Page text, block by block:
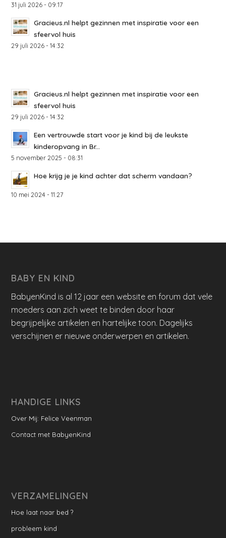
31 juli 2026 - 09:17
Gracieus.nl helpt gezinnen met inspiratie voor een
sfeervol huis
29 juli 2026 - 14:32
Gracieus.nl helpt gezinnen met inspiratie voor een
sfeervol huis
29 juli 2026 - 14:32
Een vertrouwde start voor je kind bij de leukste
kinderopvang in Br...
5 november 2025 - 08:31
Hoe krijg je je kind achter dat scherm vandaan?
10 mei 2024 - 11:27
BABY EN KIND
BabyenKind is al 12 jaar een website en forum dat vele
moeders aan zich weet te binden door haar
begrijpelijke artikelen en hartelijke toon. Dagelijks
verschijnen er nieuwe onderwerpen en artikelen.
HANDIGE LINKS
Over Mij: Felice Veenman
Contact met BabyenKind
VERZAMELINGEN
Hoe laat naar bed ?
probleem kind